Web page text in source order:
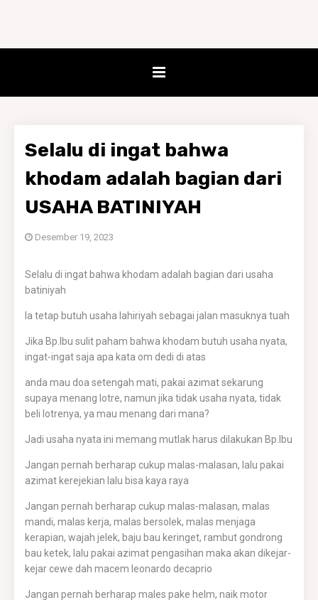
Selalu di ingat bahwa
khodam adalah bagian dari
USAHA BATINIYAH
Desember 19, 2023
Selalu di ingat bahwa khodam adalah bagian dari usaha
batiniyah
Ia tetap butuh usaha lahiriyah sebagai jalan masuknya tuah
Jika Bp.Ibu sulit paham bahwa khodam butuh usaha nyata,
ingat-ingat saja apa kata om dedi di atas
anda mau doa setengah mati, pakai azimat sekarung
supaya menang lotre, namun jika tidak usaha nyata, tidak
beli lotrenya, ya mau menang dari mana?
Jadi usaha nyata ini memang mutlak harus dilakukan Bp.Ibu
Jangan pernah berharap cukup malas-malasan, lalu pakai
azimat kerejekian lalu bisa kaya raya
Jangan pernah berharap cukup malas-malasan, malas
mandi, malas kerja, malas bersolek, malas menjaga
kerapian, wajah jelek, baju bau keringet, rambut gondrong
bau ketek, lalu pakai azimat pengasihan maka akan dikejar-
kejar cewe dah macem leonardo decaprio
Jangan pernah berharap males pake helm, naik motor